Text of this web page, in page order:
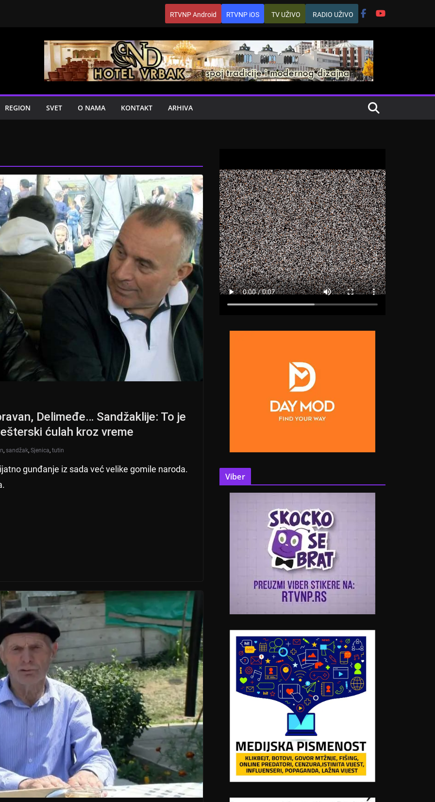
RTVNP Android RTVNP iOS TV UŽIVO RADIO UŽIVO
REGION SVET O NAMA KONTAKT ARHIVA
Delimeđe… Sandžaklije: To je
ćulah kroz vreme
, sandžak, Sjenica, tutin
gunđanje iz sada već velike gomile naroda.
Viber